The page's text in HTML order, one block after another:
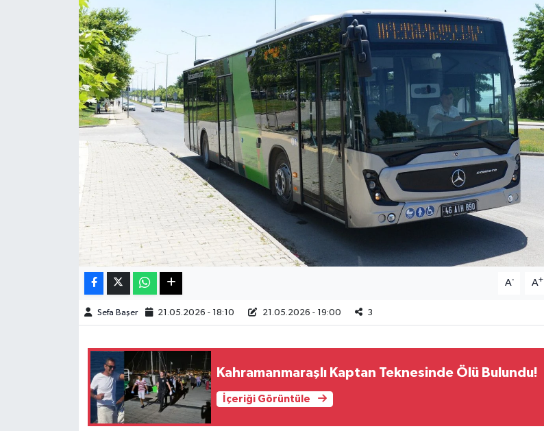
A- A+
Sefa Başer 21.05.2026 - 18:10 21.05.2026 - 19:00 3
Kahramanmaraşlı Kaptan Teknesinde Ölü Bulundu!
İçeriği Görüntüle
Haberde İnsan
Kültür Sanat
Magazin
Manşet Altı
Manşetler
Resmi İlan
KAHRAMANMARAŞ